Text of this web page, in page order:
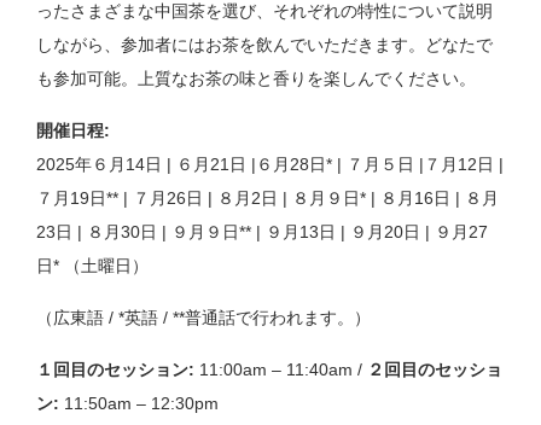
ったさまざまな中国茶を選び、それぞれの特性について説明
しながら、参加者にはお茶を飲んでいただきます。どなたで
も参加可能。上質なお茶の味と香りを楽しんでください。
開催日程:
2025年６月14日 | ６月21日 |６月28日* | ７月５日 |７月12日 |
７月19日** | ７月26日 | ８月2日 | ８月９日* | ８月16日 | ８月
23日 | ８月30日 | ９月９日** | ９月13日 | ９月20日 | ９月27
日* （土曜日）
（広東語 / *英語 / **普通話で行われます。）
１回目のセッション: 11:00am – 11:40am / ２回目のセッショ
ン: 11:50am – 12:30pm